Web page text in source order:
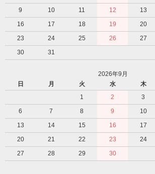
9
10 11 12 13
16
17 18 19 20
23
24 25 26 27
30
31
2026年9月
日
月 火 水 木
1
2 3
6
7 8 9 10
13
14 15 16 17
20
21 22 23 24
27
28 29 30